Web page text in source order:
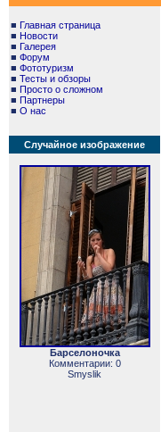
■ Главная страница
■ Новости
■ Галерея
■ Форум
■ Фототуризм
■ Тесты и обзоры
■ Просто о сложном
■ Партнеры
■ О нас
Случайное изображение
Барселоночка
Комментарии: 0
Smyslik